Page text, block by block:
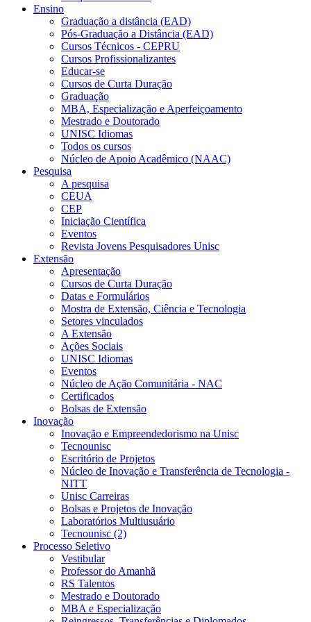
Ensino
Graduação a distância (EAD)
Pós-Graduação a Distância (EAD)
Cursos Técnicos - CEPRU
Cursos Profissionalizantes
Educar-se
Cursos de Curta Duração
Graduação
MBA, Especialização e Aperfeiçoamento
Mestrado e Doutorado
UNISC Idiomas
Todos os cursos
Núcleo de Apoio Acadêmico (NAAC)
Pesquisa
A pesquisa
CEUA
CEP
Iniciação Científica
Eventos
Revista Jovens Pesquisadores Unisc
Extensão
Apresentação
Cursos de Curta Duração
Datas e Formulários
Mostra de Extensão, Ciência e Tecnologia
Setores vinculados
A Extensão
Ações Sociais
UNISC Idiomas
Eventos
Núcleo de Ação Comunitária - NAC
Certificados
Bolsas de Extensão
Inovação
Inovação e Empreendedorismo na Unisc
Tecnounisc
Escritório de Projetos
Núcleo de Inovação e Transferência de Tecnologia -
NITT
Unisc Carreiras
Bolsas e Projetos de Inovação
Laboratórios Multiusuário
Tecnounisc (2)
Processo Seletivo
Vestibular
Professor do Amanhã
RS Talentos
Mestrado e Doutorado
MBA e Especialização